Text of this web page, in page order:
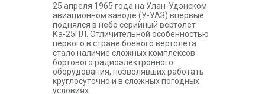
25 апреля 1965 года на Улан-Удэнском
авиационном заводе (У-УАЗ) впервые
поднялся в небо серийный вертолет
Ка-25ПЛ. Отличительной особенностью
первого в стране боевого вертолета
стало наличие сложных комплексов
бортового радиоэлектронного
оборудования, позволявших работать
круглосуточно и в сложных погодных
условиях...